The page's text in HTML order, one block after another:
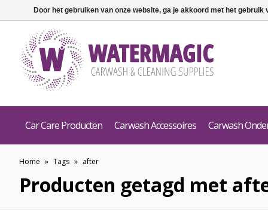
Car Care Producten Carwash Accessoires Carwash
Home » Tags » after
Producten getagd met
Door het gebruiken van onze website, ga je akkoord met het